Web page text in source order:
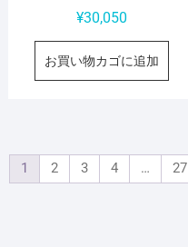
¥30,050
お買い物カゴに追加
1 2 3 4 … 27